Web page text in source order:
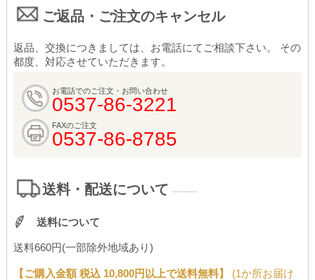
ご返品・ご注文のキャンセル
返品、交換につきましては、お電話にてご相談下さい。 その
都度、対応させていただきます。
お電話でのご注文・お問い合わせ
0537-86-3221
FAXのご注文
0537-86-8785
送料・配送について -------
送料について
送料660円(一部除外地域あり)
【ご購入金額 税込 10,800円以上で送料無料】
(1か所お届け